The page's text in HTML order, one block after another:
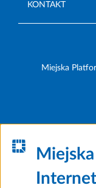
KONTAKT
Miejska